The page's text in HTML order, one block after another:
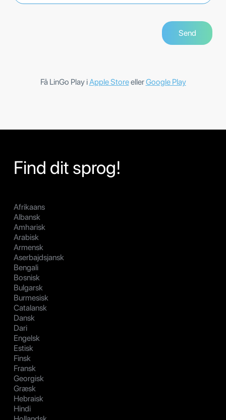
Få LinGo Play iApple StoreellerGoogle Play
Find dit sprog!
Afrikaans
Albansk
Amharisk
Arabisk
Armensk
Aserbajdsjansk
Bengali
Bosnisk
Bulgarsk
Burmesisk
Catalansk
Dansk
Dari
Engelsk
Estisk
Finsk
Fransk
Georgisk
Græsk
Hebraisk
Hindi